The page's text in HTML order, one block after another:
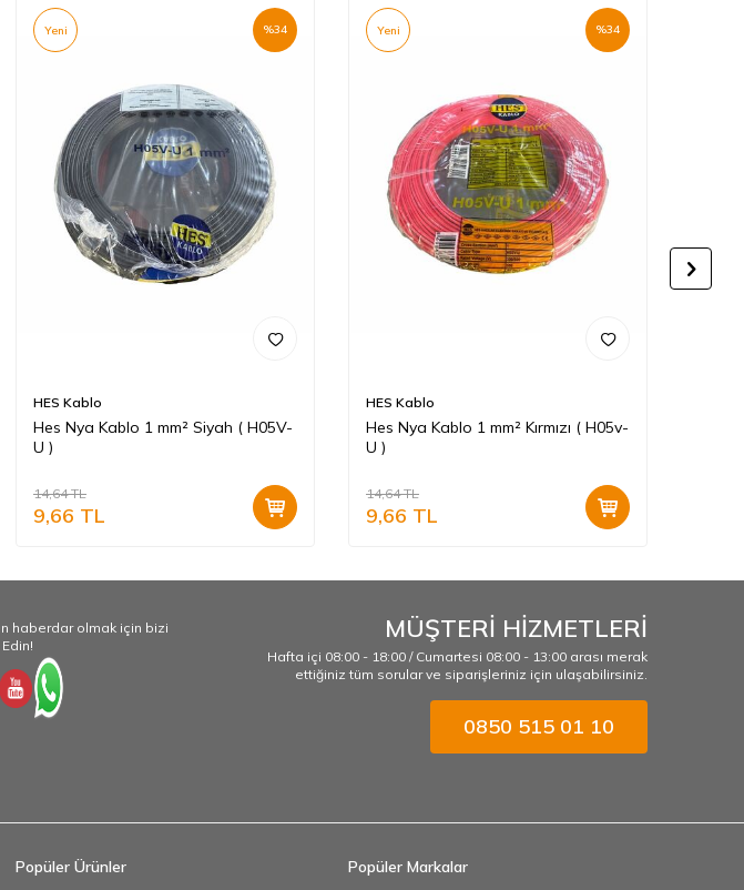
%34
Yeni
HES Kablo
Hes Nya Kablo 1 mm² Siyah ( H05V-
U )
14,64TL
9,66 TL
%34
Yeni
HES Kablo
Hes Nya Kablo 1 mm² Kırmızı ( H05v-
U )
14,64TL
9,66 TL
haberdar olmak için bizi
MÜŞTERİ HİZMETLERİ
Hafta içi 08:00 - 18:00 / Cumartesi 08:00 - 13:00 arası merak
ettiğiniz tüm sorular ve siparişleriniz için ulaşabilirsiniz.
0850 515 01 10
Popüler Ürünler Popüler Markalar